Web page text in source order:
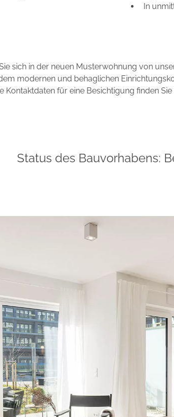
In
sich in der neuen Musterwohnung von
modernen und behaglichen
Kontaktdaten für eine Besichtigung finden
Status des Bauvorhabens: